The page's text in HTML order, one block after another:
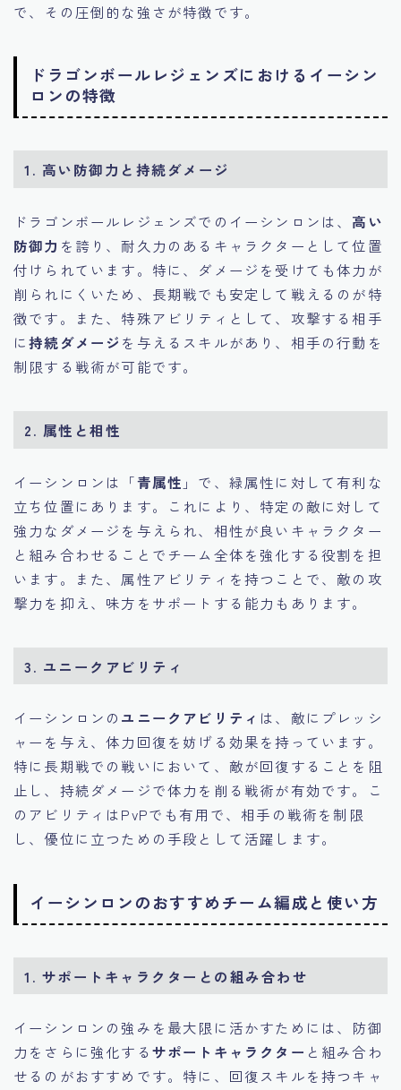
で、その圧倒的な強さが特徴です。
ドラゴンボールレジェンズにおけるイーシン
ロンの特徴
1. 高い防御力と持続ダメージ
ドラゴンボールレジェンズでのイーシンロンは、 高い
防御力 を誇り、耐久力のあるキャラクターとして位置
付けられています。特に、ダメージを受けても体力が
削られにくいため、長期戦でも安定して戦えるのが特
徴です。また、特殊アビリティとして、攻撃する相手
に持続ダメージ を与えるスキルがあり、相手の行動を
制限する戦術が可能です。
2. 属性と相性
イーシンロンは「青属性 」で、緑属性に対して有利な
立ち位置にあります。これにより、特定の敵に対して
強力なダメージを与えられ、相性が良いキャラクター
と組み合わせることでチーム全体を強化する役割を担
います。また、属性アビリティを持つことで、敵の攻
撃力を抑え、味方をサポートする能力もあります。
3. ユニークアビリティ
イーシンロンの ユニークアビリティ は、敵にプレッシ
ャーを与え、体力回復を妨げる効果を持っています。
特に長期戦での戦いにおいて、敵が回復することを阻
止し、持続ダメージで体力を削る戦術が有効です。こ
のアビリティはPvPでも有用で、相手の戦術を制限
し、優位に立つための手段として活躍します。
イーシンロンのおすすめチーム編成と使い方
1. サポートキャラクターとの組み合わせ
イーシンロンの強みを最大限に活かすためには、防御
力をさらに強化するサポートキャラクター と組み合わ
せるのがおすすめです。特に、回復スキルを持つキャ